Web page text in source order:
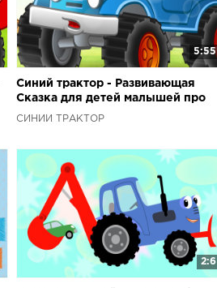
5:55
Синий трактор - Развивающая
Сказка для детей малышей про
машины Как Джип стал
СИНИЙ ТРАКТОР
2:6